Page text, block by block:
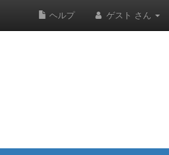
ヘルプ ゲスト さん